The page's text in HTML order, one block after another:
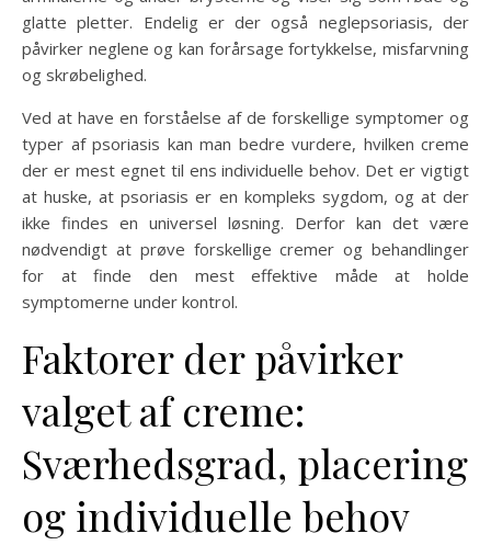
glatte pletter. Endelig er der også neglepsoriasis, der
påvirker neglene og kan forårsage fortykkelse, misfarvning
og skrøbelighed.
Ved at have en forståelse af de forskellige symptomer og
typer af psoriasis kan man bedre vurdere, hvilken creme
der er mest egnet til ens individuelle behov. Det er vigtigt
at huske, at psoriasis er en kompleks sygdom, og at der
ikke findes en universel løsning. Derfor kan det være
nødvendigt at prøve forskellige cremer og behandlinger
for at finde den mest effektive måde at holde
symptomerne under kontrol.
Faktorer der påvirker
valget af creme:
Sværhedsgrad, placering
og individuelle behov